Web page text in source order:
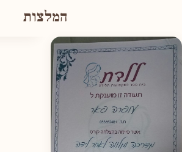
המלצות